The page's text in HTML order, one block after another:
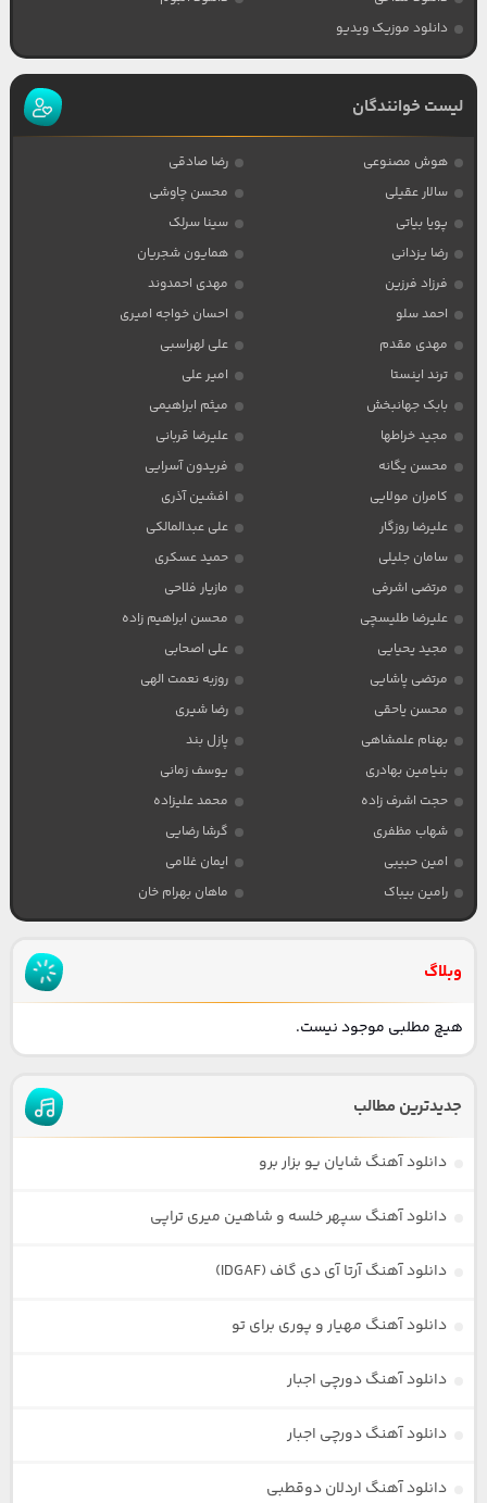
دانلود موزیک ویدیو
لیست خوانندگان
هوش مصنوعی
رضا صادقی
سالار عقیلی
محسن چاوشی
پویا بیاتی
سینا سرلک
رضا یزدانی
همایون شجریان
فرزاد فرزین
مهدی احمدوند
احمد سلو
احسان خواجه امیری
مهدی مقدم
علی لهراسبی
ترند اینستا
امیر علی
بابک جهانبخش
میثم ابراهیمی
مجید خراطها
علیرضا قربانی
محسن یگانه
فریدون آسرایی
کامران مولایی
افشین آذری
علیرضا روزگار
علی عبدالمالکی
سامان جلیلی
حمید عسکری
مرتضی اشرفی
مازیار فلاحی
علیرضا طلیسچی
محسن ابراهیم زاده
مجید یحیایی
علی اصحابی
مرتضی پاشایی
روزبه نعمت الهی
محسن یاحقی
رضا شیری
بهنام علمشاهی
پازل بند
بنیامین بهادری
یوسف زمانی
حجت اشرف زاده
محمد علیزاده
شهاب مظفری
گرشا رضایی
امین حبیبی
ایمان غلامی
رامین بیباک
ماهان بهرام خان
وبلاگ
هیچ مطلبی موجود نیست.
جدیدترین مطالب
دانلود آهنگ شایان یو بزار برو
دانلود آهنگ سپهر خلسه و شاهین میری تراپی
دانلود آهنگ آرتا آی دی گاف (IDGAF)
دانلود آهنگ مهیار و پوری برای تو
دانلود آهنگ دورچی اجبار
دانلود آهنگ دورچی اجبار
دانلود آهنگ اردلان دوقطبی